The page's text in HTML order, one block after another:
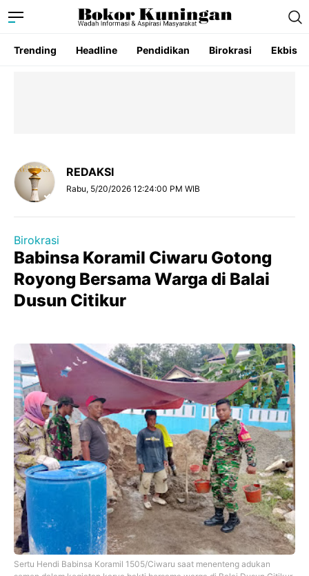
Trending Headline Pendidikan Birokrasi Ekbis
REDAKSI
Rabu, 5/20/2026 12:24:00 PM WIB
Birokrasi
Babinsa Koramil Ciwaru Gotong
Royong Bersama Warga di Balai
Dusun Citikur
Sertu Hendi Babinsa Koramil 1505/Ciwaru saat menenteng adukan